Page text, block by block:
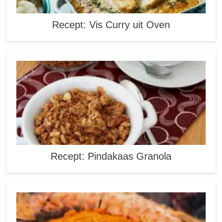
Recept: Vis Curry uit Oven
Recept: Pindakaas Granola